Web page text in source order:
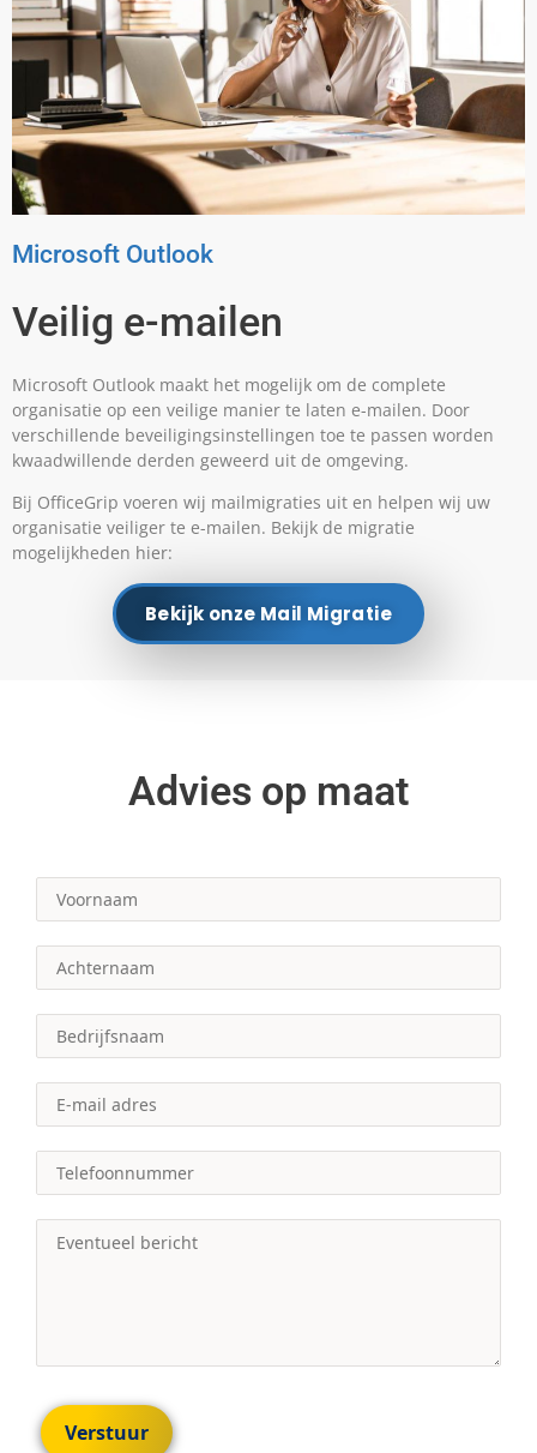
Microsoft Outlook
Veilig e-mailen
Microsoft Outlook maakt het mogelijk om de complete
organisatie op een veilige manier te laten e-mailen. Door
verschillende beveiligingsinstellingen toe te passen worden
kwaadwillende derden geweerd uit de omgeving.
Bij OfficeGrip voeren wij mailmigraties uit en helpen wij uw
organisatie veiliger te e-mailen. Bekijk de migratie
mogelijkheden hier:
Bekijk onze Mail Migratie
Advies op maat
Verstuur